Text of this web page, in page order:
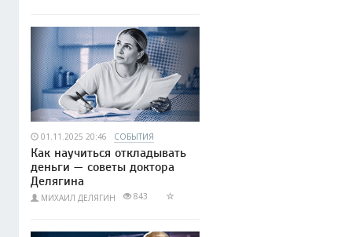
01.11.2025 20:46 СОБЫТИЯ
Как научиться откладывать
деньги — советы доктора
Делягина
МИХАИЛ ДЕЛЯГИН 843